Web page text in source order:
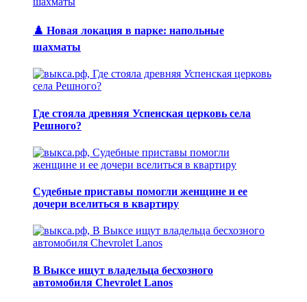
♟️ Новая локация в парке: напольные
шахматы
Где стояла древняя Успенская церковь села
Решного?
Судебные приставы помогли женщине и ее
дочери вселиться в квартиру
В Выксе ищут владельца бесхозного
автомобиля Chevrolet Lanos